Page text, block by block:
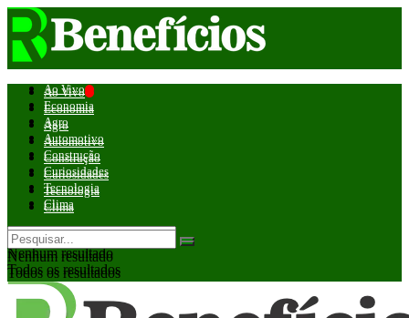
Ao Vivo
Economia
Agro
Automotivo
Construção
Curiosidades
Tecnologia
Clima
Nenhum resultado
Todos os resultados
Ao Vivo
Economia
Agro
Automotivo
Construção
Curiosidades
Tecnologia
Clima
Nenhum resultado
Todos os resultados